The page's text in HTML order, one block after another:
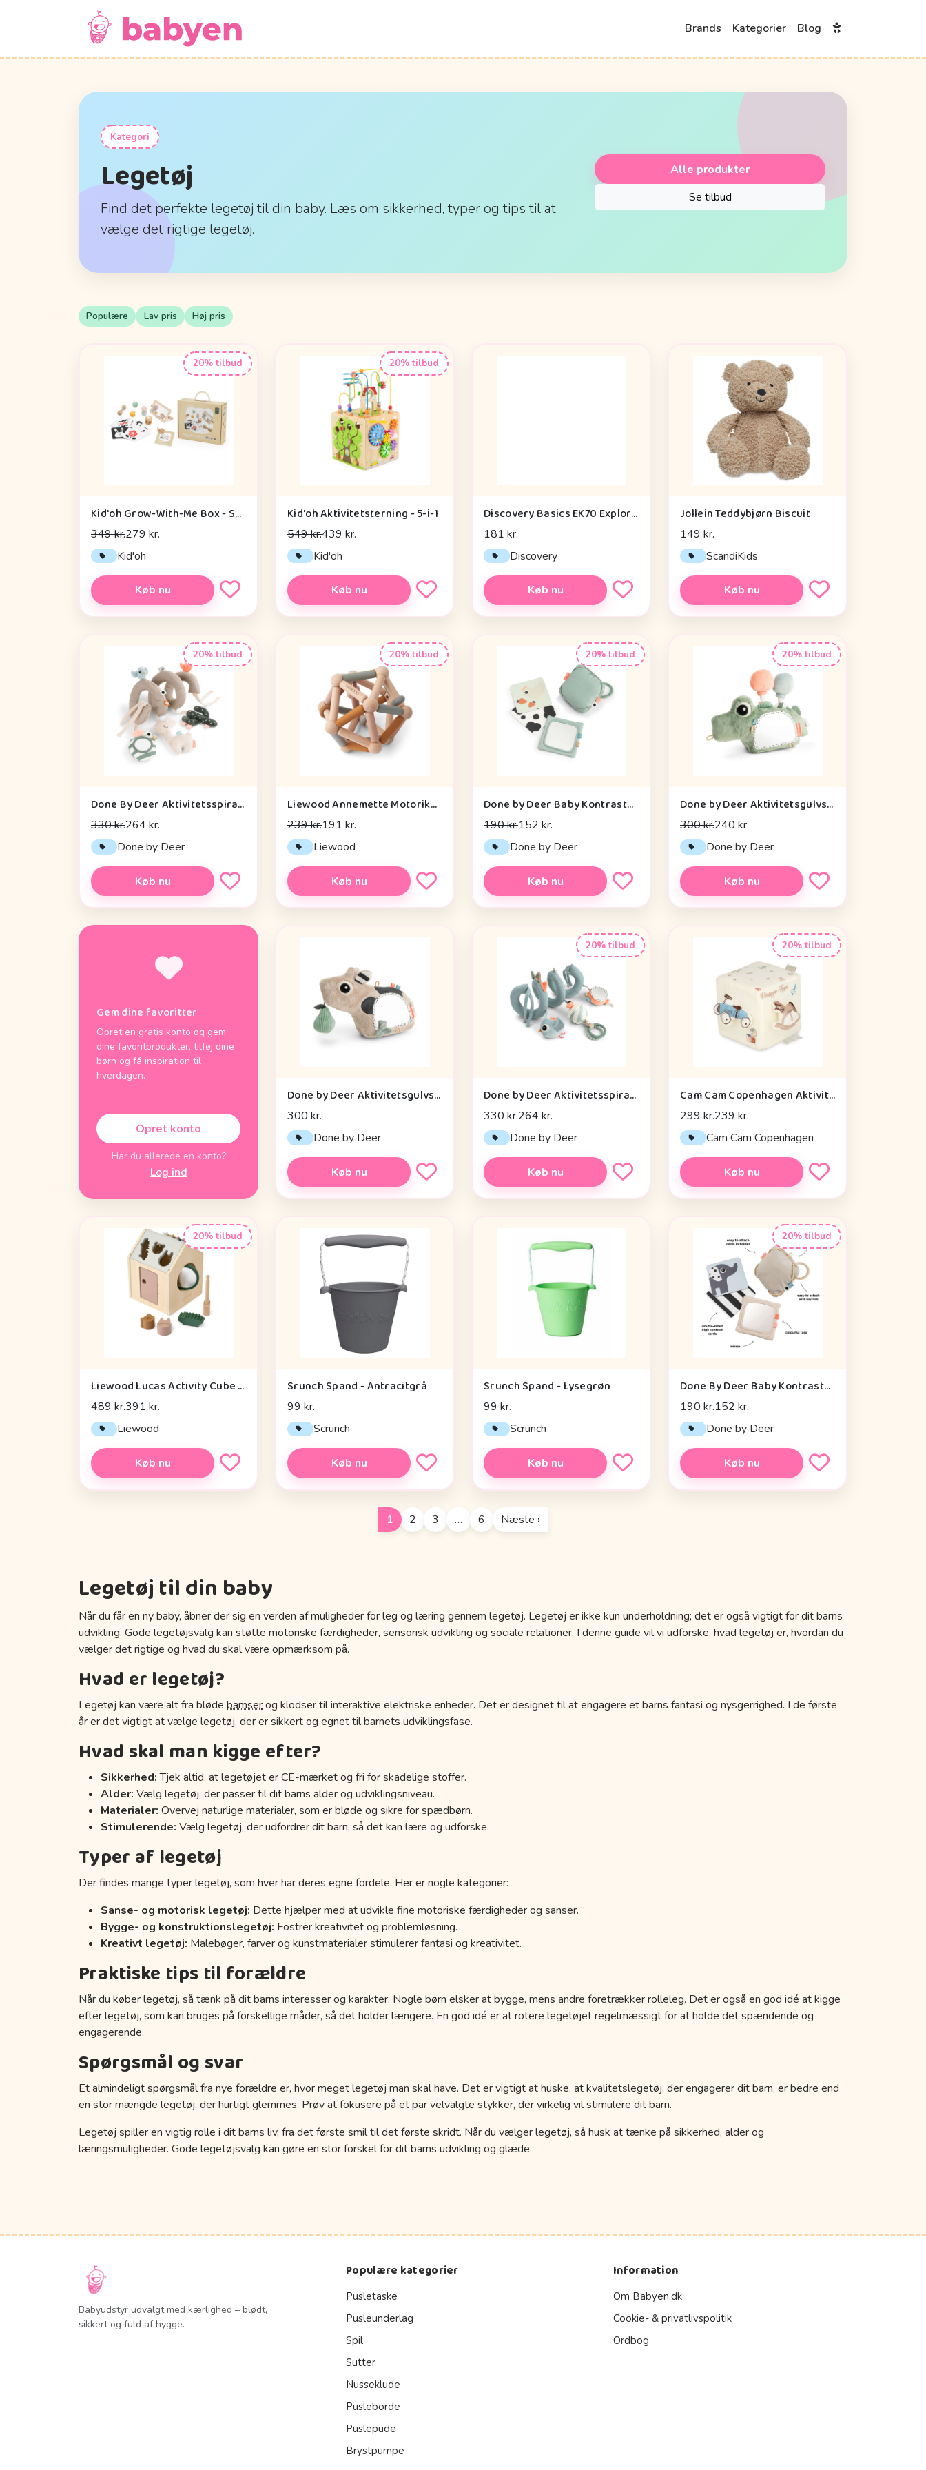
Brands Kategorier Blog
Kategori
Legetøj
Find det perfekte legetøj til din baby. Læs om sikkerhed, typer og tips til at
vælge det rigtige legetøj.
Alle produkter
Se tilbud
Populære Lav pris Høj pris
20% tilbud
Kid'oh Grow-With-Me Box - Sensory Seekers (0-6 mdr.)
349 kr.279 kr.
Kid'oh
Køb nu
20% tilbud
Kid'oh Aktivitetsterning - 5-i-1
549 kr.439 kr.
Kid'oh
Køb nu
Discovery Basics EK70 Explorer Kit - Legetøj
181 kr.
Discovery
Køb nu
Jollein Teddybjørn Biscuit
149 kr.
ScandiKids
Køb nu
20% tilbud
Done By Deer Aktivitetsspiral - Lalee Sand
330 kr.264 kr.
Done by Deer
Køb nu
20% tilbud
Liewood Annemette Motorikbold - Mustard Multi Mix
239 kr.191 kr.
Liewood
Køb nu
20% tilbud
Done by Deer Baby Kontrastkortholder - Tiny Farm - Grøn
190 kr.152 kr.
Done by Deer
Køb nu
20% tilbud
Done by Deer Aktivitetsgulvspejl - Croco - Grøn
300 kr.240 kr.
Done by Deer
Køb nu
Gem dine favoritter
Opret en gratis konto og gem
dine favoritprodukter, tilføj dine
børn og få inspiration til
hverdagen.
Opret konto
Har du allerede en konto?
Log ind
Done by Deer Aktivitetsgulvspejl - Dotti - Sand
300 kr.
Done by Deer
Køb nu
20% tilbud
Done by Deer Aktivitetsspiral - Celebration - Blå
330 kr.264 kr.
Done by Deer
Køb nu
20% tilbud
Cam Cam Copenhagen Aktivitetsterning - OCS - Vintage Toys
299 kr.239 kr.
Cam Cam Copenhagen
Køb nu
20% tilbud
Liewood Lucas Activity Cube - Tuscany Rose Multi Mix
489 kr.391 kr.
Liewood
Køb nu
Srunch Spand - Antracitgrå
99 kr.
Scrunch
Køb nu
Srunch Spand - Lysegrøn
99 kr.
Scrunch
Køb nu
20% tilbud
Done By Deer Baby Kontrastkortholder - Deer Friends - Sand
190 kr.152 kr.
Done by Deer
Køb nu
1 2 3 … 6 Næste ›
Legetøj til din baby
Når du får en ny baby, åbner der sig en verden af muligheder for leg og læring gennem legetøj. Legetøj er ikke kun underholdning; det er også vigtigt for dit barns
udvikling. Gode legetøjsvalg kan støtte motoriske færdigheder, sensorisk udvikling og sociale relationer. I denne guide vil vi udforske, hvad legetøj er, hvordan du
vælger det rigtige og hvad du skal være opmærksom på.
Hvad er legetøj?
Legetøj kan være alt fra bløde bamserog klodser til interaktive elektriske enheder. Det er designet til at engagere et barns fantasi og nysgerrighed. I de første
år er det vigtigt at vælge legetøj, der er sikkert og egnet til barnets udviklingsfase.
Hvad skal man kigge efter?
Sikkerhed:Tjek altid, at legetøjet er CE-mærket og fri for skadelige stoffer.
Alder: Vælg legetøj, der passer til dit barns alder og udviklingsniveau.
Materialer: Overvej naturlige materialer, som er bløde og sikre for spædbørn.
Stimulerende: Vælg legetøj, der udfordrer dit barn, så det kan lære og udforske.
Typer af legetøj
Der findes mange typer legetøj, som hver har deres egne fordele. Her er nogle kategorier:
Sanse- og motorisk legetøj: Dette hjælper med at udvikle fine motoriske færdigheder og sanser.
Bygge- og konstruktionslegetøj: Fostrer kreativitet og problemløsning.
Kreativt legetøj: Malebøger, farver og kunstmaterialer stimulerer fantasi og kreativitet.
Praktiske tips til forældre
Når du køber legetøj, så tænk på dit barns interesser og karakter. Nogle børn elsker at bygge, mens andre foretrækker rolleleg. Det er også en god idé at kigge
efter legetøj, som kan bruges på forskellige måder, så det holder længere. En god idé er at rotere legetøjet regelmæssigt for at holde det spændende og
engagerende.
Spørgsmål og svar
Et almindeligt spørgsmål fra nye forældre er, hvor meget legetøj man skal have. Det er vigtigt at huske, at kvalitetslegetøj, der engagerer dit barn, er bedre end
en stor mængde legetøj, der hurtigt glemmes. Prøv at fokusere på et par velvalgte stykker, der virkelig vil stimulere dit barn.
Legetøj spiller en vigtig rolle i dit barns liv, fra det første smil til det første skridt. Når du vælger legetøj, så husk at tænke på sikkerhed, alder og
læringsmuligheder. Gode legetøjsvalg kan gøre en stor forskel for dit barns udvikling og glæde.
Babyudstyr udvalgt med kærlighed – blødt,
sikkert og fuld af hygge.
Populære kategorier
Pusletaske
Pusleunderlag
Spil
Sutter
Nusseklude
Pusleborde
Puslepude
Brystpumpe
Information
Om Babyen.dk
Cookie- & privatlivspolitik
Ordbog